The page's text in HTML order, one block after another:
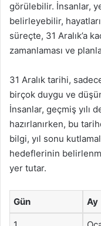
görülebilir. İnsanlar,
belirleyebilir,
süreçte, 31 Aralık’a
zamanlaması ve
31 Aralık tarihi,
birçok duygu ve
İnsanlar, geçmiş yılı
hazırlanırken, bu
bilgi, yıl sonu
hedeflerinin
yer tutar.
Gün Ay